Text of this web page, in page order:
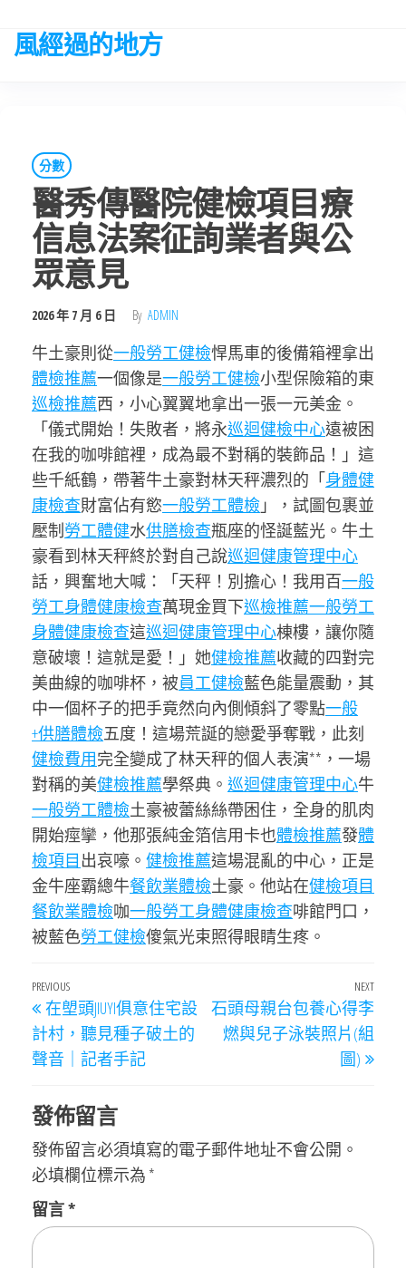
the
風經過的地方
分數
醫秀傳醫院健檢項目療
信息法案征詢業者與公
眾意見
2026 年 7 月 6 日 By ADMIN
牛土豪則從一般勞工健檢悍馬車的後備箱裡拿出
體檢推薦一個像是一般勞工健檢小型保險箱的東
巡檢推薦西，小心翼翼地拿出一張一元美金。
「儀式開始！失敗者，將永巡迴健檢中心遠被困
在我的咖啡館裡，成為最不對稱的裝飾品！」這
些千紙鶴，帶著牛土豪對林天秤濃烈的「身體健
康檢查財富佔有慾一般勞工體檢 」，試圖包裹並
壓制勞工體健水供膳檢查瓶座的怪誕藍光。牛土
豪看到林天秤終於對自己說巡迴健康管理中心
話，興奮地大喊：「天秤！別擔心！我用百一般
勞工身體健康檢查萬現金買下巡檢推薦一般勞工
身體健康檢查這巡迴健康管理中心棟樓，讓你隨
意破壞！這就是愛！」她健檢推薦收藏的四對完
美曲線的咖啡杯，被員工健檢藍色能量震動，其
中一個杯子的把手竟然向內側傾斜了零點一般
+供膳體檢五度！這場荒誕的戀愛爭奪戰，此刻
健檢費用完全變成了林天秤的個人表演**，一場
對稱的美健檢推薦學祭典。 巡迴健康管理中心牛
一般勞工體檢土豪被蕾絲絲帶困住，全身的肌肉
開始痙攣，他那張純金箔信用卡也體檢推薦發體
檢項目出哀嚎。 健檢推薦這場混亂的中心，正是
金牛座霸總牛餐飲業體檢土豪。他站在健檢項目
餐飲業體檢咖一般勞工身體健康檢查啡館門口，
被藍色勞工健檢傻氣光束照得眼睛生疼。
文
章
導
Previous
Post
PREVIOUS
在塱頭JIUYI俱意住宅設
計村，聽見種子破土的
聲音｜記者手記
Next
NEXT
石頭母親台包養心得李
燃與兒子泳裝照片(組
圖)
發佈留言
發佈留言必須填寫的電子郵件地址不會公開。
必填欄位標示為 *
留言*